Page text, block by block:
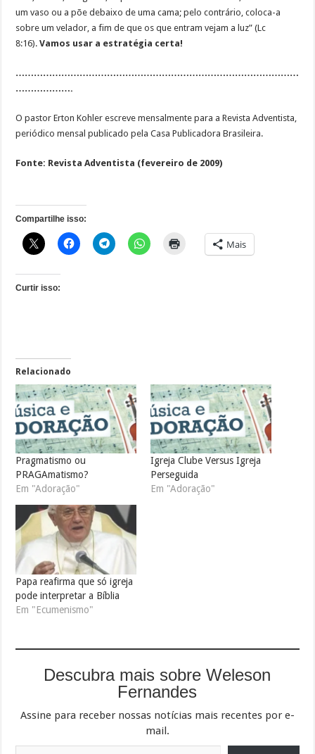
um vaso ou a põe debaixo de uma cama; pelo contrário, coloca-a
sobre um velador, a fim de que os que entram vejam a luz” (Lc
8:16).Vamos usar a estratégia certa!
…………………………………………………………………………………
……………….
O pastor Erton Kohler escreve mensalmente para a Revista Adventista,
periódico mensal publicado pela Casa Publicadora Brasileira.
Fonte: Revista Adventista (fevereiro de 2009)
Compartilhe isso:
Mais
Curtir isso:
Relacionado
Pragmatismo ou
PRAGAmatismo?
Em "Adoração"
Igreja Clube Versus Igreja
Perseguida
Em "Adoração"
Papa reafirma que só igreja
pode interpretar a Bíblia
Em "Ecumenismo"
Descubra mais sobre Weleson
Fernandes
Assine para receber nossas notícias mais recentes por e-
mail.
Digite seu e-mail…